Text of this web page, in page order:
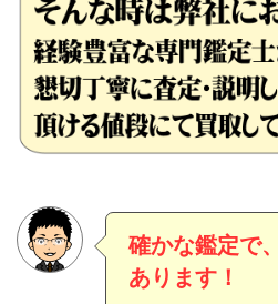
確かな鑑定で
あります！